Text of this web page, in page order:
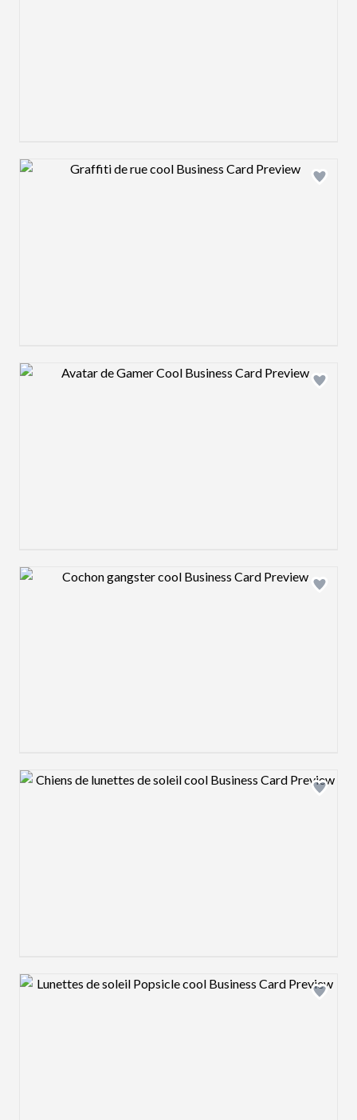
Design preview image
Design preview image
Design preview image
Design preview image
Design preview image